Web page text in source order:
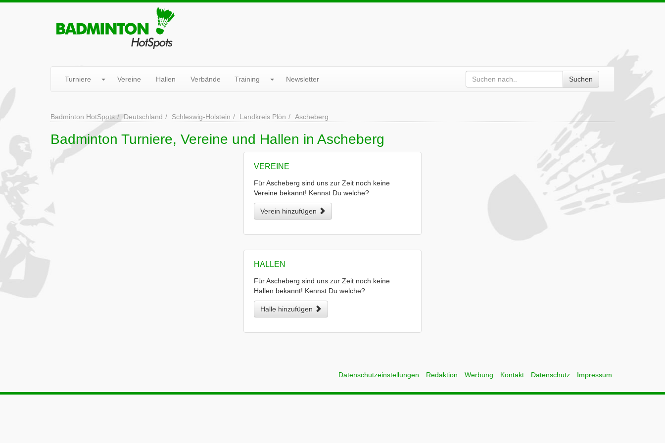
Turniere Vereine Hallen Verbände Training Newsletter Suchen
Badminton HotSpots Deutschland Schleswig-Holstein Landkreis Plön Ascheberg
Badminton Turniere, Vereine und Hallen in Ascheberg
VEREINE
Für Ascheberg sind uns zur Zeit noch keine
Vereine bekannt! Kennst Du welche?
Verein hinzufügen
HALLEN
Für Ascheberg sind uns zur Zeit noch keine
Hallen bekannt! Kennst Du welche?
Halle hinzufügen
Datenschutzeinstellungen Redaktion Werbung Kontakt Datenschutz Impressum